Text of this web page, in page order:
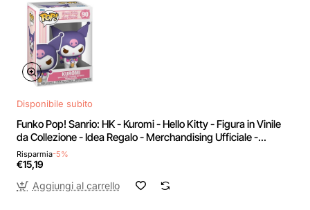
Disponibile subito
Funko Pop! Sanrio: HK - Kuromi - Hello Kitty - Figura in Vinile
da Collezione - Idea Regalo - Merchandising Ufficiale -
Giocattoli per Bambini e Adulti - Cartoons Fans - Figura per i
Collezionisti - Standard Size Bianco E Nero
Risparmia-5%
€15,19
Aggiungi al carrello